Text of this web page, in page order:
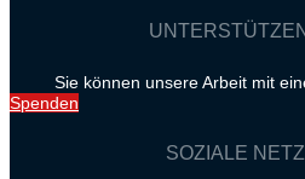
Sie können unsere Arbeit mit
Spenden
SOZIALE